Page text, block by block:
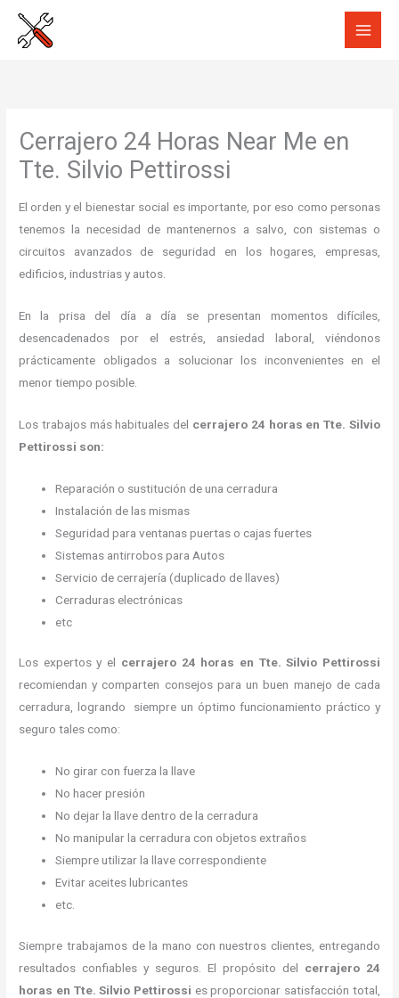
Cerrajero 24 Horas Near Me en
Tte. Silvio Pettirossi
El orden y el bienestar social es importante, por eso como personas
tenemos la necesidad de mantenernos a salvo, con sistemas o
circuitos avanzados de seguridad en los hogares, empresas,
edificios, industrias y autos.
En la prisa del día a día se presentan momentos difíciles,
desencadenados por el estrés, ansiedad laboral, viéndonos
prácticamente obligados a solucionar los inconvenientes en el
menor tiempo posible.
Los trabajos más habituales del cerrajero 24 horas en Tte. Silvio
Pettirossi son:
Reparación o sustitución de una cerradura
Instalación de las mismas
Seguridad para ventanas puertas o cajas fuertes
Sistemas antirrobos para Autos
Servicio de cerrajería (duplicado de llaves)
Cerraduras electrónicas
etc
Los expertos y el cerrajero 24 horas en Tte. Silvio Pettirossi
recomiendan y comparten consejos para un buen manejo de cada
cerradura, logrando siempre un óptimo funcionamiento práctico y
seguro tales como:
No girar con fuerza la llave
No hacer presión
No dejar la llave dentro de la cerradura
No manipular la cerradura con objetos extraños
Siempre utilizar la llave correspondiente
Evitar aceites lubricantes
etc.
Siempre trabajamos de la mano con nuestros clientes, entregando
resultados confiables y seguros. El propósito del cerrajero 24
horas en Tte. Silvio Pettirossi es proporcionar satisfacción total,